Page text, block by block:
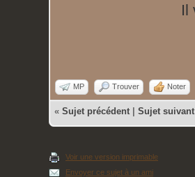
Il
MP Trouver Noter
« Sujet précédent Sujet suivant
Voir une version imprimable
Envoyer ce sujet à un ami